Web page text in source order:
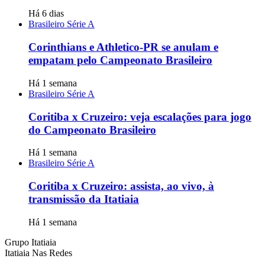
Há 6 dias
Brasileiro Série A
Corinthians e Athletico-PR se anulam e
empatam pelo Campeonato Brasileiro
Há 1 semana
Brasileiro Série A
Coritiba x Cruzeiro: veja escalações para jogo
do Campeonato Brasileiro
Há 1 semana
Brasileiro Série A
Coritiba x Cruzeiro: assista, ao vivo, à
transmissão da Itatiaia
Há 1 semana
Grupo Itatiaia
Itatiaia Nas Redes